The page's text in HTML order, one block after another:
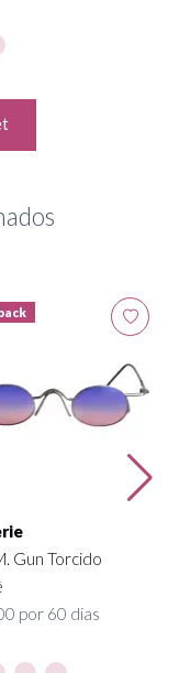
Gun Torcido
por 60 dias